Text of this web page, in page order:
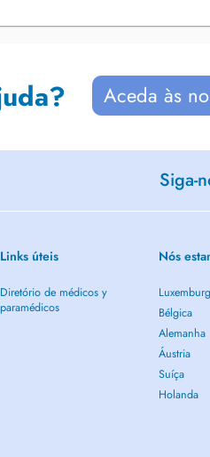
Aceda às
Siga-
Links úteis
Diretório de médicos y
paramédicos
Nós
Bélgica
Alemanha
Áustria
Suíça
Holanda